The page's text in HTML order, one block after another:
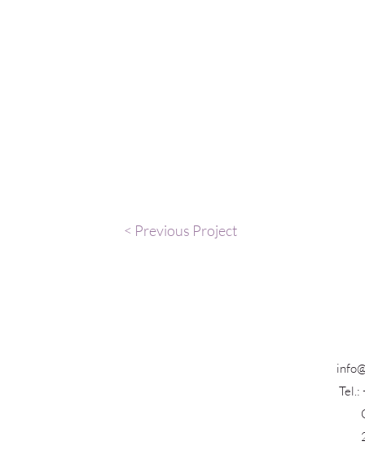
< Previous Project